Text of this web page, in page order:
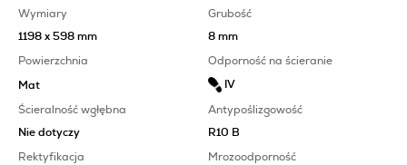
Wymiary
1198 x 598 mm
Grubość
8 mm
Powierzchnia
Mat
Odporność na ścieranie
IV
Ścieralność wgłębna
Nie dotyczy
Antypoślizgowość
R10 B
Rektyfikacja Mrozoodporność